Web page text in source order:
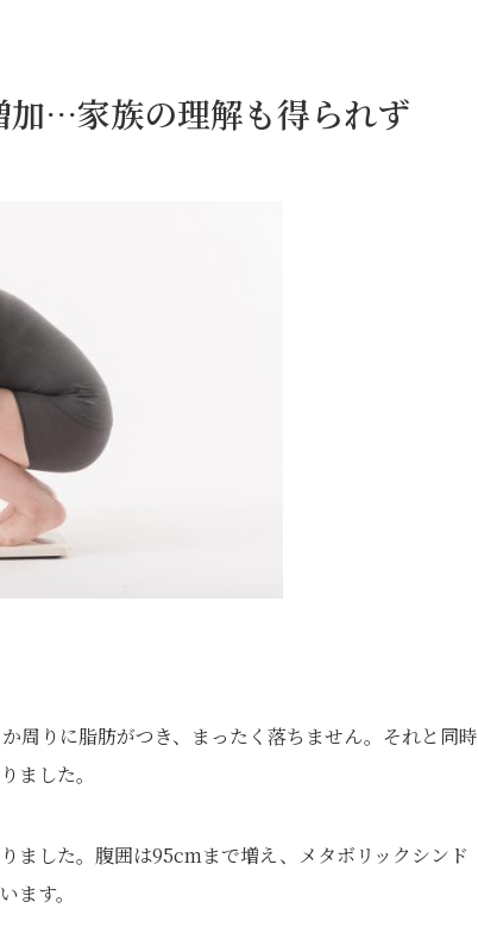
加…家族の理解も得られず
周りに脂肪がつき、まったく落ちません。それと同時
ました。
ました。腹囲は95cmまで増え、メタボリックシンド
ます。